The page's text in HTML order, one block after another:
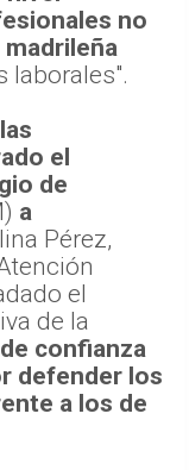
no
laborales".
el
de
a
Pérez,
el
de la
confianza
defender los
a los de